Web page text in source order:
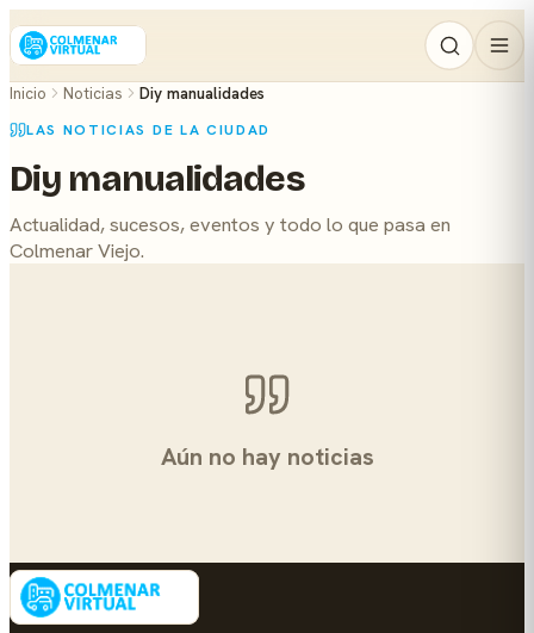
Inicio Noticias Diy manualidades
LAS NOTICIAS DE LA CIUDAD
Diy manualidades
Actualidad, sucesos, eventos y todo lo que pasa en
Colmenar Viejo.
Aún no hay noticias